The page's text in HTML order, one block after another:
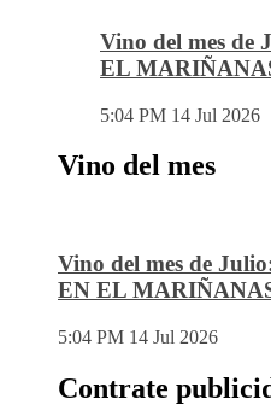
Vino del mes de
EL
5:04 PM 14 Jul 2026
Vino del mes
Vino del mes de
EN EL
5:04 PM 14 Jul 2026
Contrate